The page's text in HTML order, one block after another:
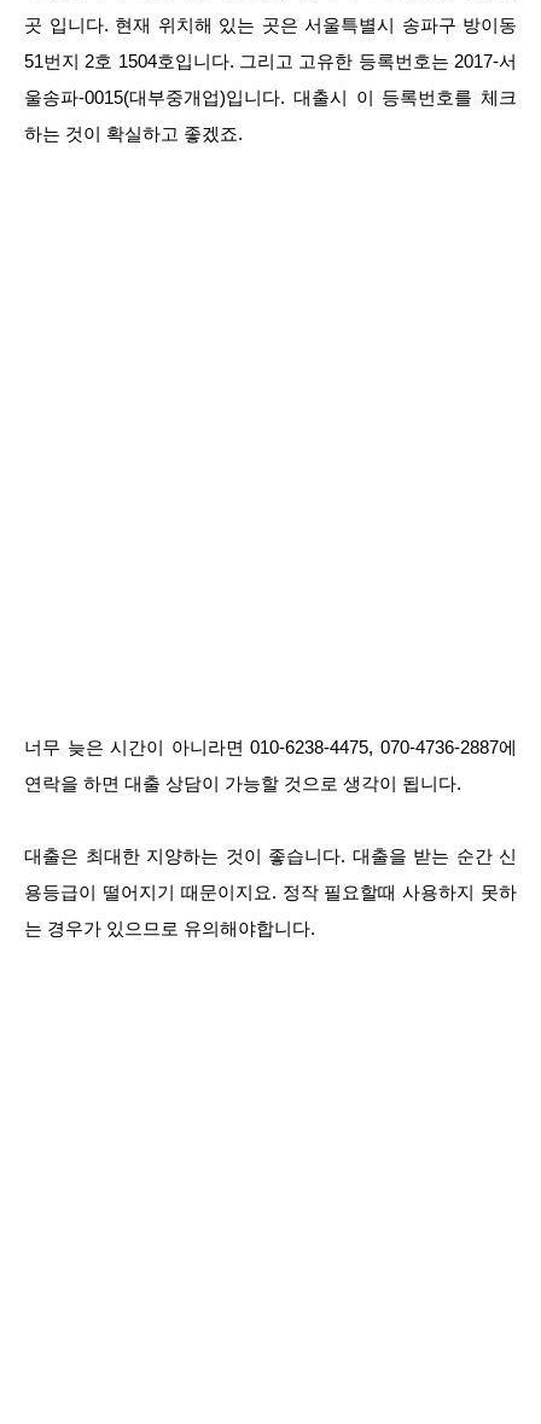
곳 입니다. 현재 위치해 있는 곳은 서울특별시 송파구 방이동
51번지 2호 1504호입니다. 그리고 고유한 등록번호는 2017-서
울송파-0015(대부중개업)입니다. 대출시 이 등록번호를 체크
하는 것이 확실하고 좋겠죠.
너무 늦은 시간이 아니라면 010-6238-4475, 070-4736-2887에
연락을 하면 대출 상담이 가능할 것으로 생각이 됩니다.
대출은 최대한 지양하는 것이 좋습니다. 대출을 받는 순간 신
용등급이 떨어지기 때문이지요. 정작 필요할때 사용하지 못하
는 경우가 있으므로 유의해야합니다.